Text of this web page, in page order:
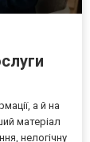
а й на
матеріал
нелогічну